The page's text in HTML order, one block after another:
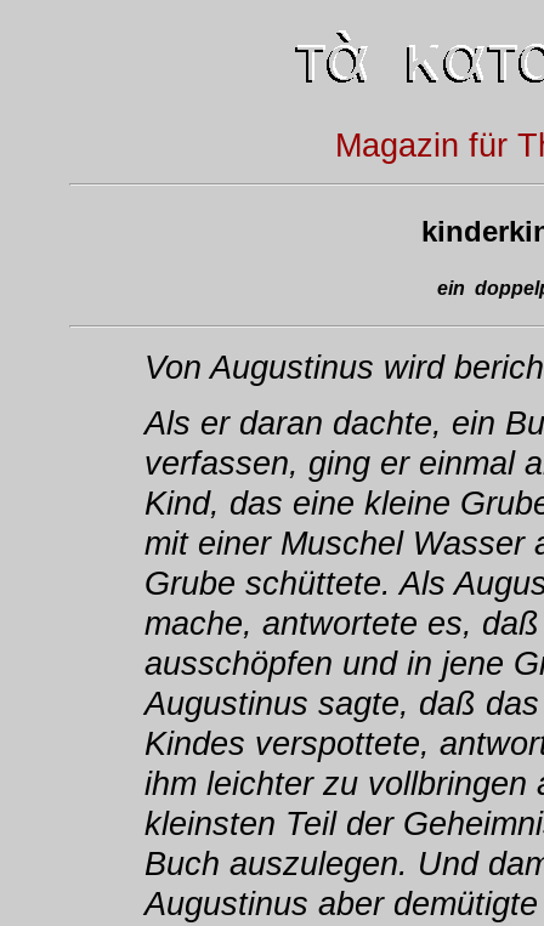
Magazin für
ein
Von Augustinus wird
Als er daran dachte, ein
verfassen, ging er einmal
Kind, das eine kleine
mit einer Muschel Wasser
Grube schüttete. Als
mache, antwortete es,
ausschöpfen und in jene
Augustinus sagte, daß
Kindes verspottete,
ihm leichter zu vollbringen
kleinsten Teil der
Buch auszulegen. Und
Augustinus aber